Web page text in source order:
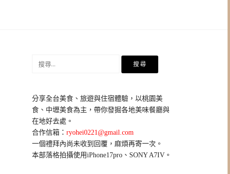
鍵
字:
分享全台美食、旅遊與住宿體驗，以桃園美
食、中壢美食為主，帶你發掘各地美味餐廳與
在地好去處。
合作信箱：ryohei0221@gmail.com
一個禮拜內尚未收到回覆，麻煩再寄一次。
本部落格拍攝使用iPhone17pro、SONY A7IV。